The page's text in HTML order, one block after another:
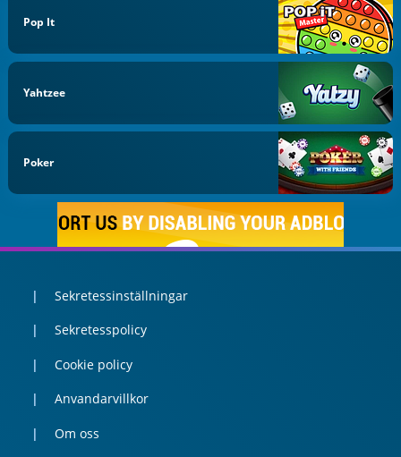
Pop It
Yahtzee
Poker
Sekretessinställningar
Sekretesspolicy
Cookie policy
Anvandarvillkor
Om oss